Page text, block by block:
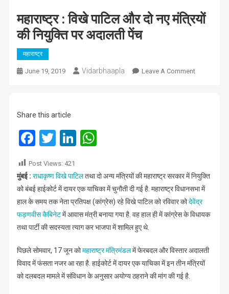
महाराष्ट्र : विखे पाटिल और दो नए मंत्रियों
की नियुक्ति पर अदालती पेंच
महाराष्ट्र
June 19, 2019 Vidarbhaapla Leave A CommentOn
की
नियुक्ति
पर
अदालती
Share this article
Facebook
TwitterLinkedIn
WhatsApp
Post Views: 421
मुंबई : राधाकृष्ण विखे पाटिलतथा दो अन्य मंत्रियों की महाराष्ट्र सरकार में नियुक्ति
को बंबई हाईकोर्ट में दायर एक याचिका में चुनौती दी गई है. महाराष्ट्र विधानसभा में
हाल के समय तक नेता प्रतिपक्ष (कांग्रेस) रहे विखे पाटिल को रविवार कोदेवेंद्र
फड़णवीस कैबिनेटमें आवास मंत्री बनाया गया है. वह हाल ही में कांग्रेस के विधायक
तथा पार्टी की सदस्यता त्याग कर भाजपा में शामिल हुए थे.
पिछले सोमवार, 17 जून कोमहाराष्ट्र मंत्रिमंडलमें फेरबदल और विस्तार अदालती
विवाद में फंसता नजर आ रहा है. हाईकोर्ट में दायर एक याचिका में इन तीन मंत्रियों
को दलबदल मामले में संविधान के अनुसार अयोग्य ठहराने की मांग की गई है.